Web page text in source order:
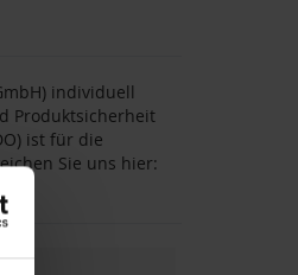
individuell
Produktsicherheit
ist für die
Sie uns hier: